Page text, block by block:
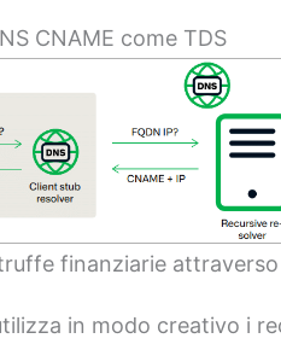
CNAME come TDS
finanziarie
in modo creativo i